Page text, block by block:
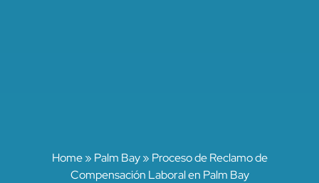
Home» Palm Bay» Proceso de Reclamo de
Compensación Laboral en Palm Bay